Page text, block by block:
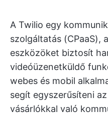
A Twilio egy
szolgáltatás (CPaaS),
eszközöket biztosít
videóüzenetküldő
webes és mobil
segít egyszerűsíteni
vásárlókkal való